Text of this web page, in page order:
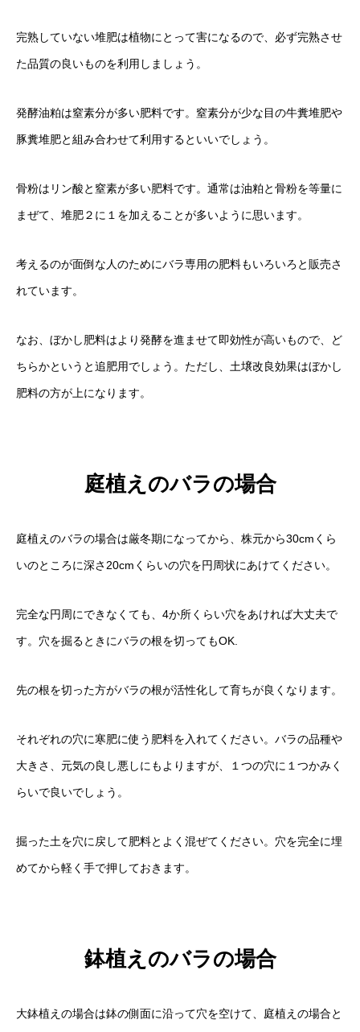
完熟していない堆肥は植物にとって害になるので、必ず完熟させ
た品質の良いものを利用しましょう。
発酵油粕は窒素分が多い肥料です。窒素分が少な目の牛糞堆肥や
豚糞堆肥と組み合わせて利用するといいでしょう。
骨粉はリン酸と窒素が多い肥料です。通常は油粕と骨粉を等量に
まぜて、堆肥２に１を加えることが多いように思います。
考えるのが面倒な人のためにバラ専用の肥料もいろいろと販売さ
れています。
なお、ぼかし肥料はより発酵を進ませて即効性が高いもので、ど
ちらかというと追肥用でしょう。ただし、土壌改良効果はぼかし
肥料の方が上になります。
庭植えのバラの場合
庭植えのバラの場合は厳冬期になってから、株元から30cmくら
いのところに深さ20cmくらいの穴を円周状にあけてください。
完全な円周にできなくても、4か所くらい穴をあければ大丈夫で
す。穴を掘るときにバラの根を切ってもOK.
先の根を切った方がバラの根が活性化して育ちが良くなります。
それぞれの穴に寒肥に使う肥料を入れてください。バラの品種や
大きさ、元気の良し悪しにもよりますが、１つの穴に１つかみく
らいで良いでしょう。
掘った土を穴に戻して肥料とよく混ぜてください。穴を完全に埋
めてから軽く手で押しておきます。
鉢植えのバラの場合
大鉢植えの場合は鉢の側面に沿って穴を空けて、庭植えの場合と